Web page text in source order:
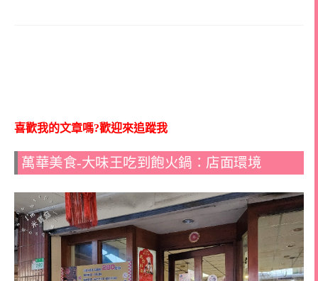
喜歡我的文章嗎?歡迎來追蹤我
萬華美食-大味王吃到飽火鍋：店面環境